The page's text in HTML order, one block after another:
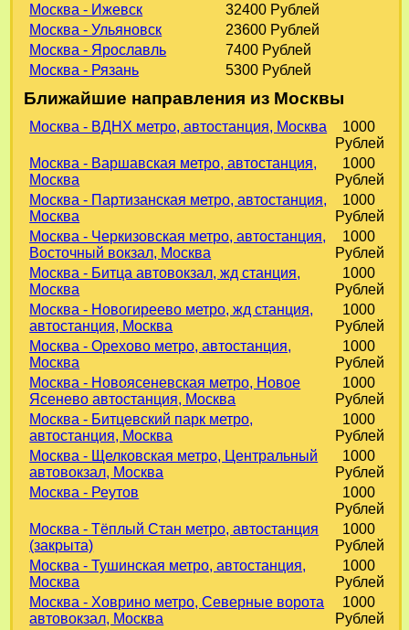
Москва - Ижевск
32400 Рублей
Москва - Ульяновск
23600 Рублей
Москва - Ярославль
7400 Рублей
Москва - Рязань
5300 Рублей
Ближайшие направления из Москвы
Москва - ВДНХ метро, автостанция, Москва
1000
Рублей
Москва - Варшавская метро, автостанция,
Москва
1000
Рублей
Москва - Партизанская метро, автостанция,
Москва
1000
Рублей
Москва - Черкизовская метро, автостанция,
Восточный вокзал, Москва
1000
Рублей
Москва - Битца автовокзал, жд станция,
Москва
1000
Рублей
Москва - Новогиреево метро, жд станция,
автостанция, Москва
1000
Рублей
Москва - Орехово метро, автостанция,
Москва
1000
Рублей
Москва - Новоясеневская метро, Новое
Ясенево автостанция, Москва
1000
Рублей
Москва - Битцевский парк метро,
автостанция, Москва
1000
Рублей
Москва - Щелковская метро, Центральный
автовокзал, Москва
1000
Рублей
Москва - Реутов
1000
Рублей
Москва - Тёплый Стан метро, автостанция
(закрыта)
1000
Рублей
Москва - Тушинская метро, автостанция,
Москва
1000
Рублей
Москва - Ховрино метро, Северные ворота
автовокзал, Москва
1000
Рублей